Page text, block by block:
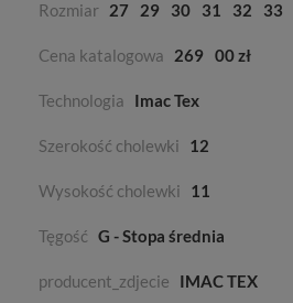
Rozmiar 27 29 30 31 32 33
Cena katalogowa 269 00 zł
Technologia Imac Tex
Szerokość cholewki 12
Wysokość cholewki 11
Tęgość G - Stopa średnia
producent_zdjecie IMAC TEX